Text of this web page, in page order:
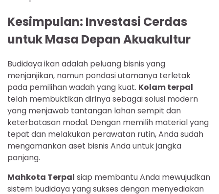
Kesimpulan: Investasi Cerdas
untuk Masa Depan Akuakultur
Budidaya ikan adalah peluang bisnis yang
menjanjikan, namun pondasi utamanya terletak
pada pemilihan wadah yang kuat. Kolam terpal
telah membuktikan dirinya sebagai solusi modern
yang menjawab tantangan lahan sempit dan
keterbatasan modal. Dengan memilih material yang
tepat dan melakukan perawatan rutin, Anda sudah
mengamankan aset bisnis Anda untuk jangka
panjang.
Mahkota Terpal siap membantu Anda mewujudkan
sistem budidaya yang sukses dengan menyediakan